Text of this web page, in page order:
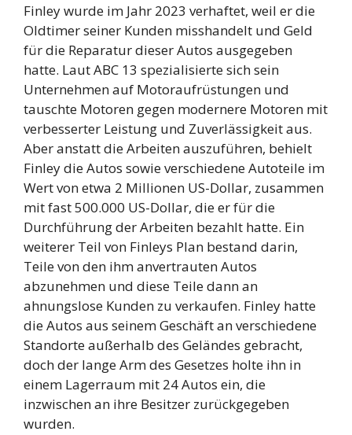
Finley wurde im Jahr 2023 verhaftet, weil er die
Oldtimer seiner Kunden misshandelt und Geld
für die Reparatur dieser Autos ausgegeben
hatte. Laut ABC 13 spezialisierte sich sein
Unternehmen auf Motoraufrüstungen und
tauschte Motoren gegen modernere Motoren mit
verbesserter Leistung und Zuverlässigkeit aus.
Aber anstatt die Arbeiten auszuführen, behielt
Finley die Autos sowie verschiedene Autoteile im
Wert von etwa 2 Millionen US-Dollar, zusammen
mit fast 500.000 US-Dollar, die er für die
Durchführung der Arbeiten bezahlt hatte. Ein
weiterer Teil von Finleys Plan bestand darin,
Teile von den ihm anvertrauten Autos
abzunehmen und diese Teile dann an
ahnungslose Kunden zu verkaufen. Finley hatte
die Autos aus seinem Geschäft an verschiedene
Standorte außerhalb des Geländes gebracht,
doch der lange Arm des Gesetzes holte ihn in
einem Lagerraum mit 24 Autos ein, die
inzwischen an ihre Besitzer zurückgegeben
wurden.